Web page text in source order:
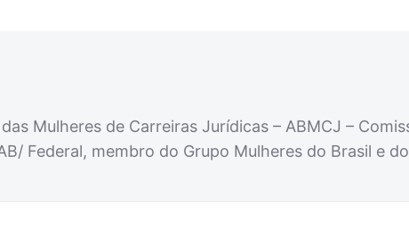
Mulheres de Carreiras Jurídicas – ABMCJ –
Federal, membro do Grupo Mulheres do Brasil e